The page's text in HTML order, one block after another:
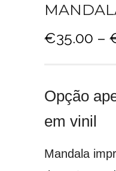
€35.00 –
Opção
em vinil
Mandala